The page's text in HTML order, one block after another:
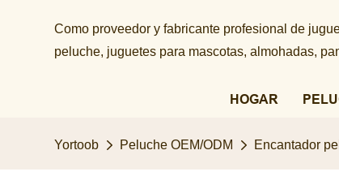
Como proveedor y fabricante profesional de
peluche, juguetes para mascotas, almohadas,
HOGAR
Yortoob Peluche OEM/ODM Encantador